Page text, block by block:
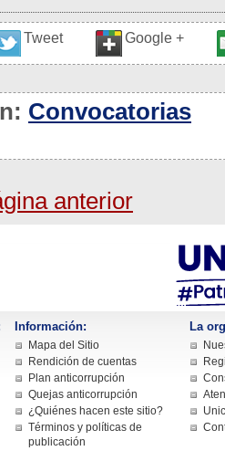
Tweet Google +
Convocatorias
anterior
Información:
Mapa del Sitio
Rendición de cuentas
Plan anticorrupción
Quejas anticorrupción
¿Quiénes hacen este sitio?
Términos y políticas de
publicación
La